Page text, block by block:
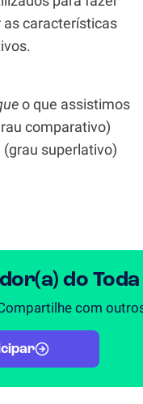
características
o que assistimos
comparativo)
(grau superlativo)
do
com